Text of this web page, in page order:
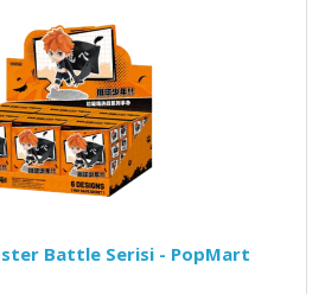
Battle Serisi - PopMart